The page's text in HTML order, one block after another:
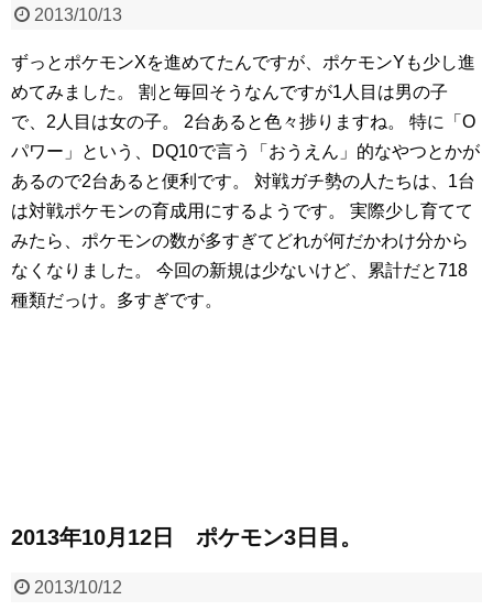
2013/10/13
ずっとポケモンXを進めてたんですが、ポケモンYも少し進
めてみました。
割と毎回そうなんですが1人目は男の子
で、2人目は女の子。
2台あると色々捗りますね。
特に「O
パワー」という、DQ10で言う「おうえん」的なやつとかが
あるので2台あると便利です。
対戦ガチ勢の人たちは、1台
は対戦ポケモンの育成用にするようです。
実際少し育てて
みたら、ポケモンの数が多すぎてどれが何だかわけ分から
なくなりました。
今回の新規は少ないけど、累計だと718
種類だっけ。多すぎです。
2013年10月12日 ポケモン3日目。
2013/10/12